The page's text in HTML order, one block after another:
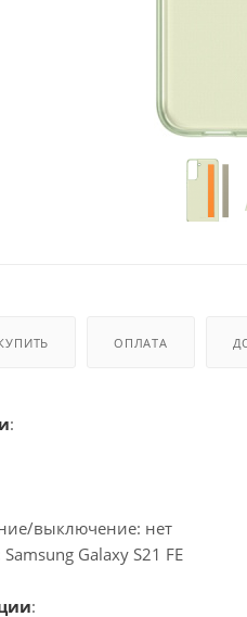
ОПЛАТА
:
выключение: нет
Galaxy S21 FE
: